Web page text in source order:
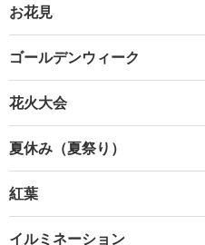
お花見
ゴールデンウィーク
花火大会
夏休み（夏祭り）
紅葉
イルミネーション